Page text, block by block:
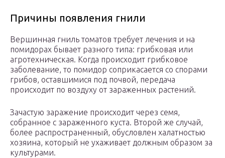
Причины появления гнили
Вершинная гниль томатов требует лечения и на
помидорах бывает разного типа: грибковая или
агротехническая. Когда происходит грибковое
заболевание, то помидор соприкасается со спорами
грибов, оставшимися под почвой, передача
происходит по воздуху от зараженных растений.
Зачастую заражение происходит через семя,
собранное с зараженного куста. Второй же случай,
более распространенный, обусловлен халатностью
хозяина, который не ухаживает должным образом за
культурами.